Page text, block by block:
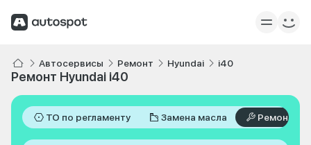
Автосервисы Ремонт Hyundai i40
Ремонт Hyundai i40
ТО по регламенту Замена масла Ремонт